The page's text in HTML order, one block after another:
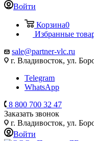
Войти
Корзина0
Избранные
sale@partner-vlc.ru
г. Владивосток, ул.
Telegram
WhatsApp
8 800 700 32 47
Заказать звонок
г. Владивосток, ул.
Войти